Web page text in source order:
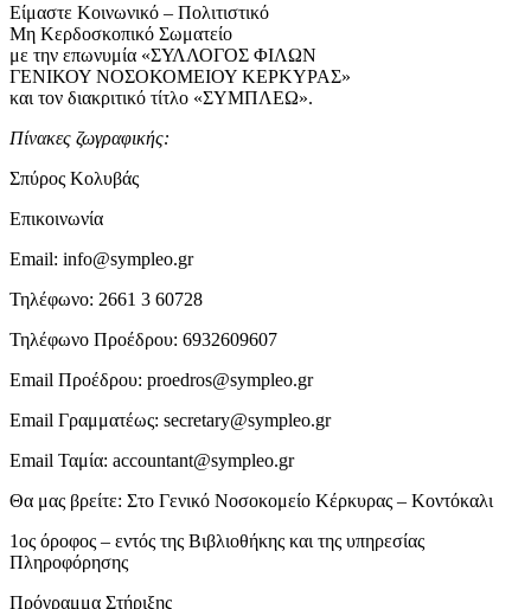
Είμαστε Κοινωνικό – Πολιτιστικό
Μη Κερδοσκοπικό Σωματείο
με την επωνυμία «ΣΥΛΛΟΓΟΣ ΦΙΛΩΝ
ΓΕΝΙΚΟΥ ΝΟΣΟΚΟΜΕΙΟΥ ΚΕΡΚΥΡΑΣ»
και τον διακριτικό τίτλο «ΣΥΜΠΛΕΩ».
Πίνακες ζωγραφικής:
Σπύρος Κολυβάς
Επικοινωνία
Email: info@sympleo.gr
Τηλέφωνο: 2661 3 60728
Τηλέφωνο Προέδρου: 6932609607
Email Προέδρου: proedros@sympleo.gr
Email Γραμματέως: secretary@sympleo.gr
Email Ταμία: accountant@sympleo.gr
Θα μας βρείτε: Στο Γενικό Νοσοκομείο Κέρκυρας – Κοντόκαλι
1ος όροφος – εντός της Βιβλιοθήκης και της υπηρεσίας
Πληροφόρησης
Πρόγραμμα Στήριξης